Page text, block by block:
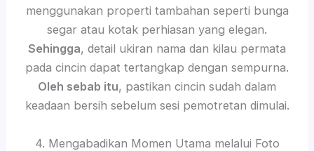
menggunakan properti tambahan seperti bunga
segar atau kotak perhiasan yang elegan.
Sehingga, detail ukiran nama dan kilau permata
pada cincin dapat tertangkap dengan sempurna.
Oleh sebab itu, pastikan cincin sudah dalam
keadaan bersih sebelum sesi pemotretan dimulai.
4. Mengabadikan Momen Utama melalui Foto